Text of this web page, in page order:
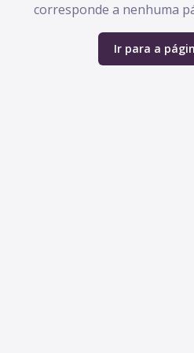
corresponde a nenhuma
Ir para a